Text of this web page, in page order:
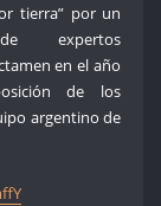
tierra” por un
expertos
en el año
de los
argentino de